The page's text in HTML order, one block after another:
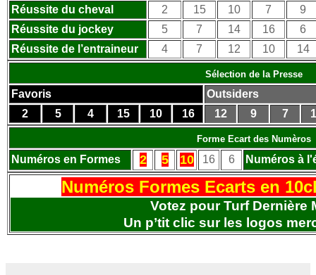
Réussite du cheval
2 15 10 7
9
Réussite du jockey
5 7 14 16
6
Réussite de l’entraineur
4 7 12 10 14
Sélection de la Presse
Favoris
Outsiders
2
5 4 15 10 16 12 9 7
Forme Ecart des Numèros
Numéros en Formes 2 5 10 16 6 Numéros à
Numéros Formes Ecarts en
Votez pour Turf Dernière
Un p’tit clic sur les logos